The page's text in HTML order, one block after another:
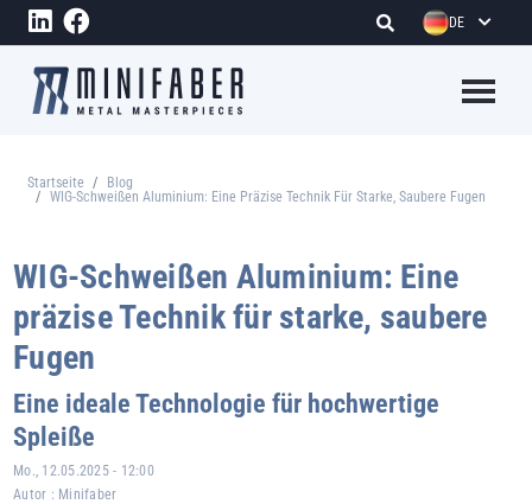
Direkt zum Inhalt DE
Pfadnavigation
Startseite
Blog
WIG-Schweißen Aluminium: Eine Präzise Technik Für Starke, Saubere Fugen
WIG-Schweißen Aluminium: Eine
präzise Technik für starke, saubere
Fugen
Eine ideale Technologie für hochwertige
Spleiße
Mo., 12.05.2025 - 12:00
Autor : Minifaber